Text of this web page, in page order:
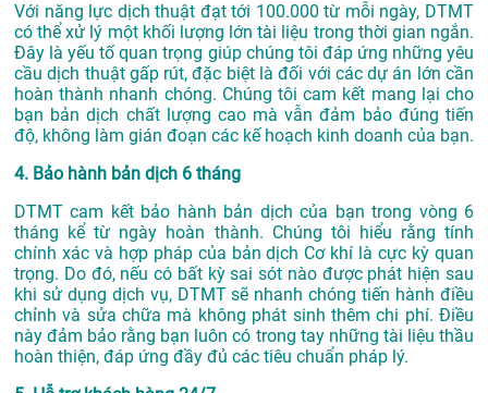
Với năng lực dịch thuật đạt tới 100.000 từ mỗi ngày, DTMT
có thể xử lý một khối lượng lớn tài liệu trong thời gian ngắn.
Đây là yếu tố quan trọng giúp chúng tôi đáp ứng những yêu
cầu dịch thuật gấp rút, đặc biệt là đối với các dự án lớn cần
hoàn thành nhanh chóng. Chúng tôi cam kết mang lại cho
bạn bản dịch chất lượng cao mà vẫn đảm bảo đúng tiến
độ, không làm gián đoạn các kế hoạch kinh doanh của bạn.
4. Bảo hành bản dịch 6 tháng
DTMT cam kết bảo hành bản dịch của bạn trong vòng 6
tháng kể từ ngày hoàn thành. Chúng tôi hiểu rằng tính
chính xác và hợp pháp của bản dịch Cơ khí là cực kỳ quan
trọng. Do đó, nếu có bất kỳ sai sót nào được phát hiện sau
khi sử dụng dịch vụ, DTMT sẽ nhanh chóng tiến hành điều
chỉnh và sửa chữa mà không phát sinh thêm chi phí. Điều
này đảm bảo rằng bạn luôn có trong tay những tài liệu thầu
hoàn thiện, đáp ứng đầy đủ các tiêu chuẩn pháp lý.